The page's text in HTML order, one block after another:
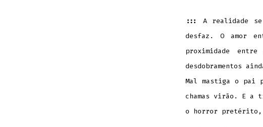
::: A realidade
desfaz. O amor
proximidade
desdobramentos
Mal mastiga o pai
chamas virão. E a
o horror pretérito,